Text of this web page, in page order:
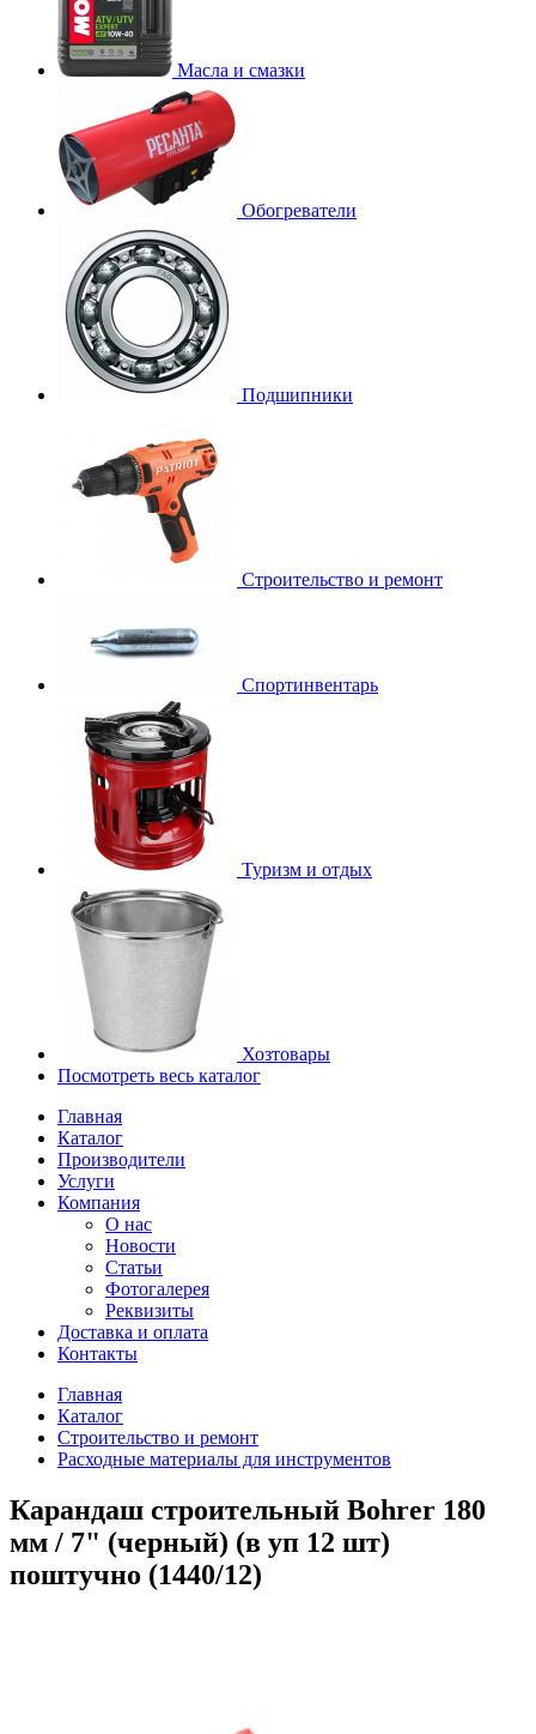
Масла и смазки
Обогреватели
Подшипники
Строительство и ремонт
Спортинвентарь
Туризм и отдых
Хозтовары
Посмотреть весь каталог
Главная
Каталог
Производители
Услуги
Компания
О нас
Новости
Статьи
Фотогалерея
Реквизиты
Доставка и оплата
Контакты
Главная
Каталог
Строительство и ремонт
Расходные материалы для инструментов
Карандаш строительный Bohrer 180
мм / 7" (черный) (в уп 12 шт)
поштучно (1440/12)